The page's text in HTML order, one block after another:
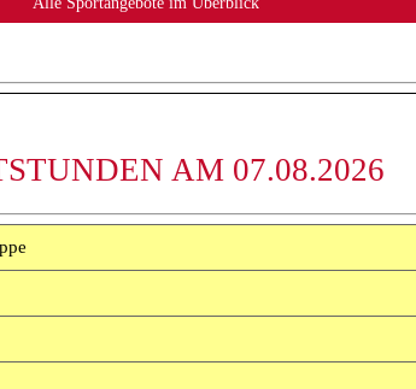
AM 07.08.2026